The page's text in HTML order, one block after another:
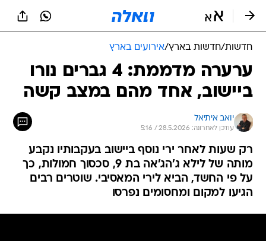
חדשות/חדשות בארץ/אירועים בארץ
ערערה מדממת: 4 גברים נורו
ביישוב, אחד מהם במצב קשה
יואב איתיאל
עודכן לאחרונה: 28.5.2026 / 5:16
רק שעות לאחר ירי נוסף ביישוב בעקבותיו נקבע
מותה של לילא ג'הג'אה בת 9, סכסוך חמולות, כך
על פי החשד, הביא לירי המאסיבי. שוטרים רבים
הגיעו למקום ומחסומים נפרסו